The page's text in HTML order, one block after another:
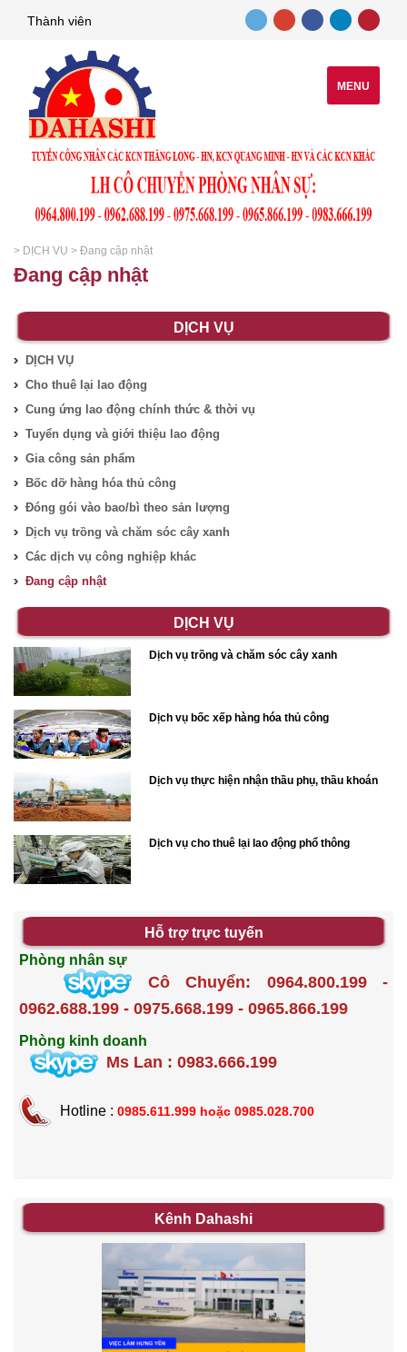
Thành viên
MENU
> DỊCH VỤ > Đang cập nhật
Đang cập nhật
DỊCH VỤ
DỊCH VỤ
Cho thuê lại lao động
Cung ứng lao động chính thức & thời vụ
Tuyển dụng và giới thiệu lao động
Gia công sản phẩm
Bốc dỡ hàng hóa thủ công
Đóng gói vào bao/bì theo sản lượng
Dịch vụ trồng và chăm sóc cây xanh
Các dịch vụ công nghiệp khác
Đang cập nhật
DỊCH VỤ
Dịch vụ trồng và chăm sóc cây xanh
Dịch vụ bốc xếp hàng hóa thủ công
Dịch vụ thực hiện nhận thầu phụ, thầu khoán
Dịch vụ cho thuê lại lao động phổ thông
Hỗ trợ trực tuyến
Phòng nhân sự
Cô Chuyển: 0964.800.199 -
0962.688.199 - 0975.668.199 - 0965.866.199
Phòng kinh doanh
Ms Lan : 0983.666.199
Hotline : 0985.611.999 hoặc 0985.028.700
Kênh Dahashi